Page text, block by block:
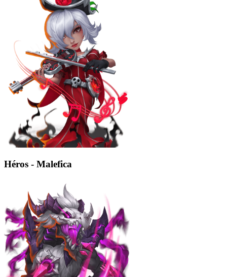
Héros - Malefica